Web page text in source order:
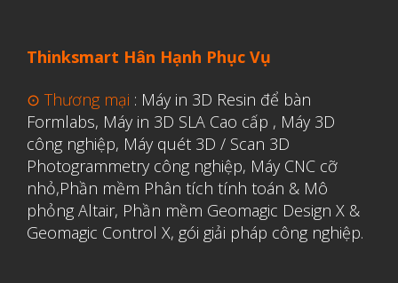
Thinksmart Hân Hạnh Phục Vụ
⊙ Thương mại : Máy in 3D Resin để bàn
Formlabs, Máy in 3D SLA Cao cấp , Máy 3D
công nghiệp, Máy quét 3D / Scan 3D
Photogrammetry công nghiệp, Máy CNC cỡ
nhỏ,Phần mềm Phân tích tính toán & Mô
phỏng Altair, Phần mềm Geomagic Design X &
Geomagic Control X, gói giải pháp công nghiệp.